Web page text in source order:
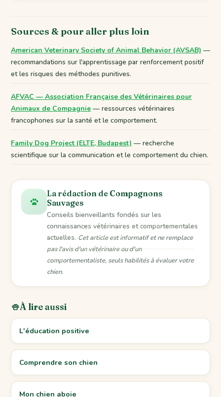
Sources & pour aller plus loin
American Veterinary Society of Animal Behavior (AVSAB) —
recommandations sur l'apprentissage par renforcement positif
et les risques des méthodes punitives.
AFVAC — Association Française des Vétérinaires pour
Animaux de Compagnie — ressources vétérinaires
francophones sur la santé et le comportement.
Family Dog Project (ELTE, Budapest) — recherche
scientifique sur la communication et le comportement du chien.
La rédaction de Compagnons
Sauvages
Conseils bienveillants fondés sur les
connaissances vétérinaires et comportementales
actuelles.Cet article est informatif et ne remplace
pas l'avis d'un vétérinaire ou d'un
comportementaliste, seuls habilités à évaluer votre
chien.
À lire aussi
L'éducation positive
Comprendre son chien
Mon chien aboie